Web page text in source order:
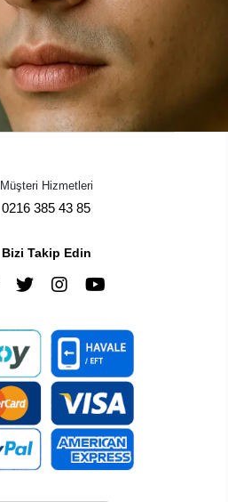
Müşteri Hizmetleri
0216 385 43 85
Bizi Takip Edin